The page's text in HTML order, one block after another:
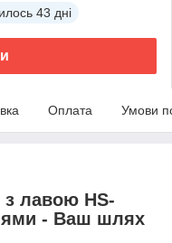
43 дні
Оплата Умови
з лавою HS-
- Ваш шлях